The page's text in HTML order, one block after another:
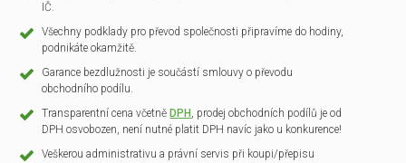
IČ.
Všechny podklady pro převod společnosti připravíme do hodiny,
podnikáte okamžitě.
Garance bezdlužnosti je součástí smlouvy o převodu
obchodního podílu.
Transparentní cena včetně DPH , prodej obchodních podílů je od
DPH osvobozen, není nutné platit DPH navíc jako u konkurence!
Veškerou administrativu a právní servis při koupi/přepisu